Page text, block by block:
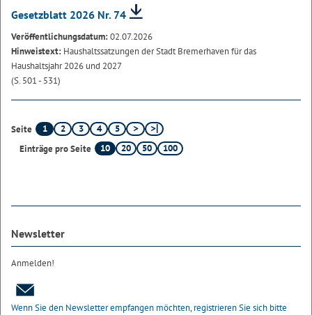
Gesetzblatt 2026 Nr. 74
Veröffentlichungsdatum:02.07.2026
Hinweistext: Haushaltssatzungen der Stadt Bremerhaven für das
Haushaltsjahr 2026 und 2027
(S. 501 - 531)
Seite 1 2 3 4
5
Einträge pro Seite
10 20 50 100
Newsletter
Anmelden!
Wenn Sie den Newsletter empfangen möchten, registrieren Sie sich bitte